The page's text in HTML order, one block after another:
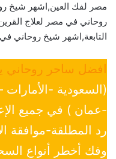
مصر لفك العين,اشهر شيخ
روحاني في مصر لعلاج
التابعة,اشهر شيخ روحاني
افضل ساحر روحاني
(السعودية -
-عمان ) في جميع
رد المطلقة-موافقة
وفك أخطر أنواع